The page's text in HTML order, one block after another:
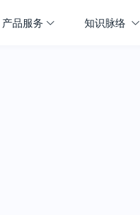
产品服务 知识脉络